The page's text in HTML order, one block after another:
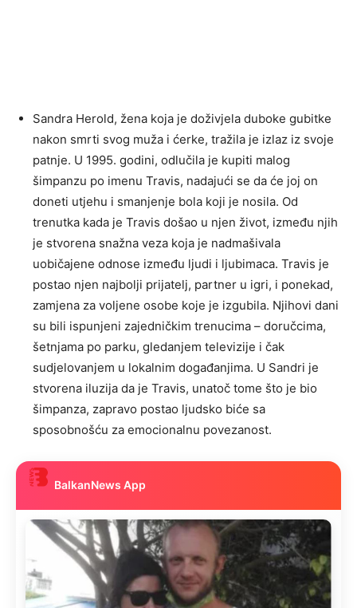
Sandra Herold, žena koja je doživjela duboke gubitke
nakon smrti svog muža i ćerke, tražila je izlaz iz svoje
patnje. U 1995. godini, odlučila je kupiti malog
šimpanzu po imenu Travis, nadajući se da će joj on
doneti utjehu i smanjenje bola koji je nosila. Od
trenutka kada je Travis došao u njen život, između njih
je stvorena snažna veza koja je nadmašivala
uobičajene odnose između ljudi i ljubimaca. Travis je
postao njen najbolji prijatelj, partner u igri, i ponekad,
zamjena za voljene osobe koje je izgubila. Njihovi dani
su bili ispunjeni zajedničkim trenucima – doručcima,
šetnjama po parku, gledanjem televizije i čak
sudjelovanjem u lokalnim događanjima. U Sandri je
stvorena iluzija da je Travis, unatoč tome što je bio
šimpanza, zapravo postao ljudsko biće sa
sposobnošću za emocionalnu povezanost.
BalkanNews App